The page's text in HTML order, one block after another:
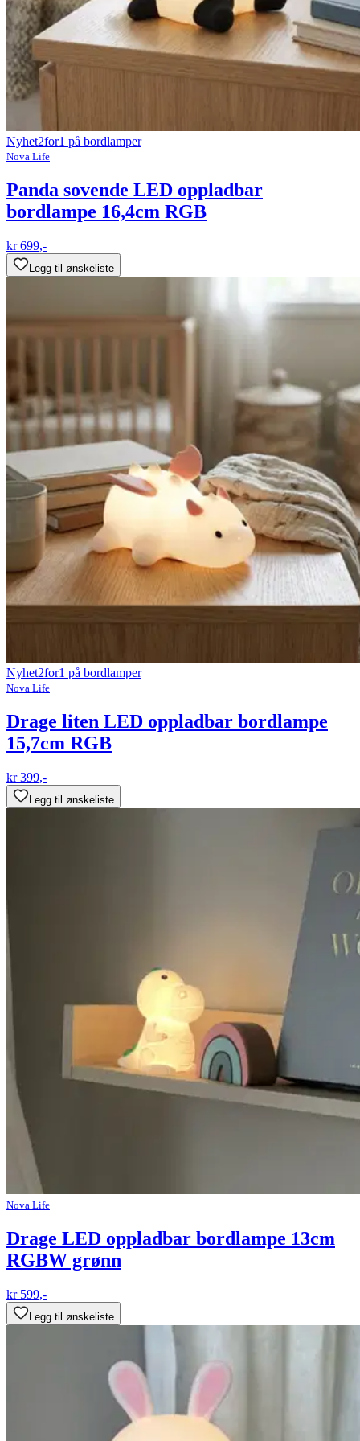
Nyhet2for1 på bordlamper
Nova Life
Panda sovende LED oppladbar
bordlampe 16,4cm RGB
kr 699,-
Legg til ønskeliste
Nyhet2for1 på bordlamper
Nova Life
Drage liten LED oppladbar bordlampe
15,7cm RGB
kr 399,-
Legg til ønskeliste
Nova Life
Drage LED oppladbar bordlampe 13cm
RGBW grønn
kr 599,-
Legg til ønskeliste